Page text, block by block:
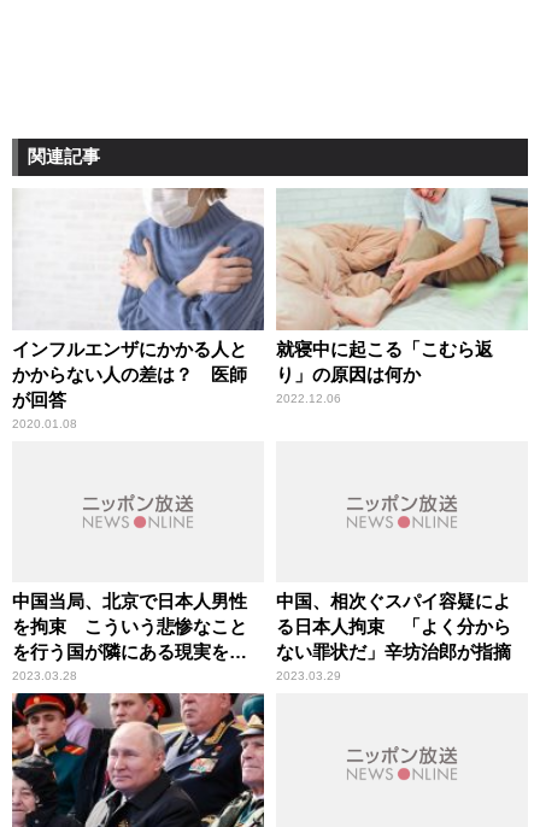
関連記事
インフルエンザにかかる人と
かからない人の差は？ 医師
が回答
2020.01.08
就寝中に起こる「こむら返
り」の原因は何か
2022.12.06
中国当局、北京で日本人男性
を拘束 こういう悲惨なこと
を行う国が隣にある現実を
我々は認識するべき
2023.03.28
中国、相次ぐスパイ容疑によ
る日本人拘束 「よく分から
ない罪状だ」辛坊治郎が指摘
2023.03.29